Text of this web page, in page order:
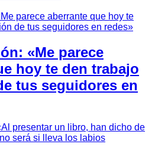
«Me parece
hoy te den trabajo
tus seguidores en